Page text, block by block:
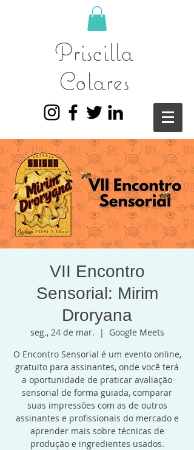
Priscilla
Colares
VII Encontro
Sensorial: Mirim
Droryana
seg., 24 de mar.
  |
Google Meets
O Encontro Sensorial é um evento online,
gratuito para assinantes, onde você terá
a oportunidade de praticar avaliação
sensorial de forma guiada, comparar
suas impressões com as de outros
assinantes e profissionais do mercado e
aprender mais sobre técnicas de
produção e ingredientes usados.